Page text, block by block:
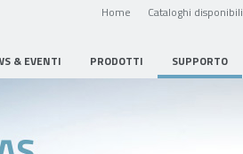
Home Cataloghi disponibili
& EVENTI PRODOTTI SUPPORTO